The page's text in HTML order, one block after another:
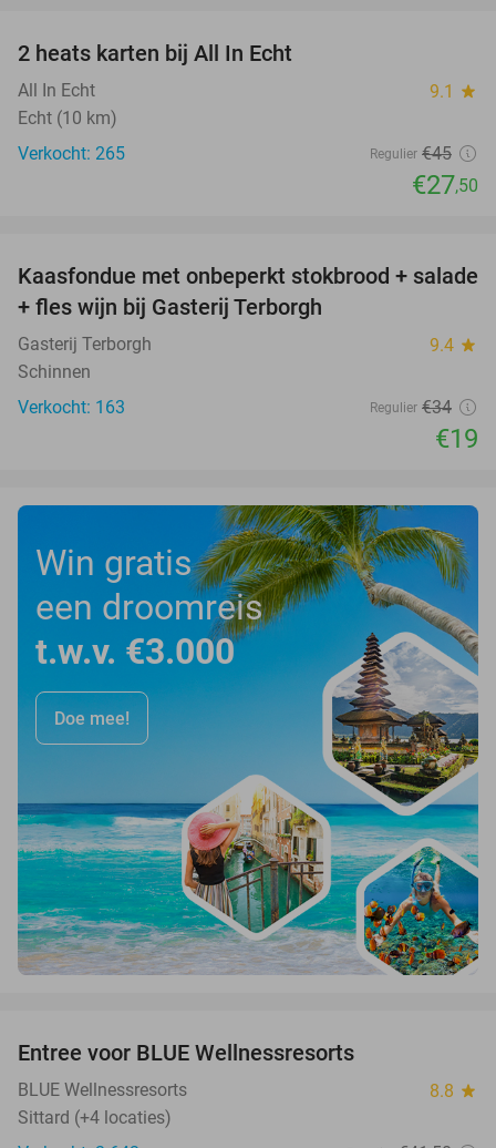
2 heats karten bij All In Echt
All In Echt 9.1 star
Echt (10 km)
Verkocht: 265
Regulier €45
€27,50
44%
Kaasfondue met onbeperkt stokbrood + salade
+ fles wijn bij Gasterij Terborgh
Gasterij Terborgh 9.4 star
Schinnen
Verkocht: 163
Regulier €34
€19
Win gratis
een droomreis
t.w.v. €3.000
Doe mee!
Entree voor BLUE Wellnessresorts
BLUE Wellnessresorts 8.8 star
Sittard (+4 locaties)